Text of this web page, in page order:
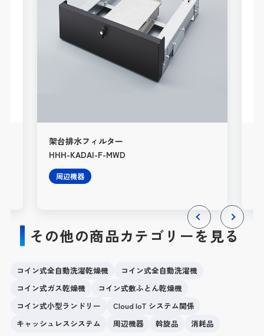
Previous
架台排水フィルター
HHH-KADAI-F-MWD
周辺機器
Next
その他の商品カテゴリーを見る
コイン式全自動洗濯乾燥機
コイン式全自動洗濯機
コイン式ガス乾燥機
コイン式敷ふとん乾燥機
コイン式小型ランドリー
Cloud IoT システム関係
キャッシュレスシステム
周辺機器 斡旋品 消耗品